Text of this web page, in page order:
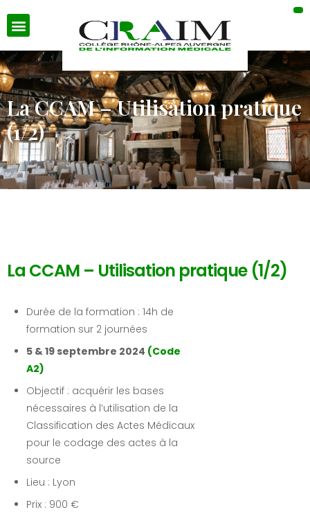
La CCAM – Utilisation pratique
(1/2)
La CCAM – Utilisation pratique (1/2)
Durée de la formation : 14h de
formation sur 2 journées
5 & 19 septembre 2024 (Code
A2)
Objectif : acquérir les bases
nécessaires à l’utilisation de la
Classification des Actes Médicaux
pour le codage des actes à la
source
Lieu : Lyon
Prix : 900 €